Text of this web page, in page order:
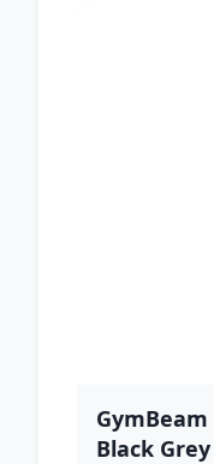
Black